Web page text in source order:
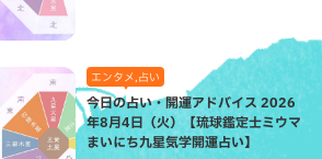
エンタメ,占い
今日の占い・開運アドバイス 2026
年8月4日（火）【琉球鑑定士ミウマ
まいにち九星気学開運占い】